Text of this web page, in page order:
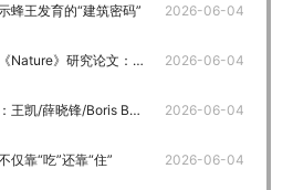
2026-06-04
蜂王发育的“建筑密码”
2026-06-04
：全新视角解读蜂王发育的“建筑密码”
2026-06-04
等发现王台对蜂王发育有决定性作用
2026-06-04
仅靠“吃”还靠“住”